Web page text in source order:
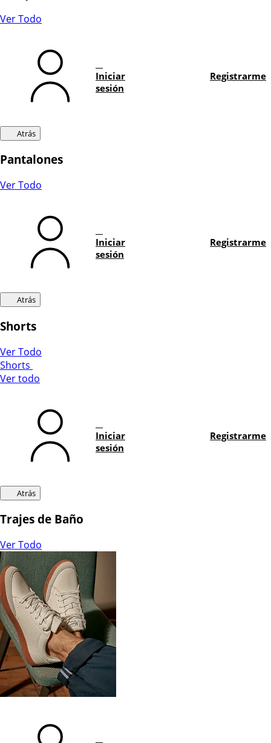
Ver Todo
Iniciar
sesión
Registrarme
Atrás
Pantalones
Ver Todo
Iniciar
sesión
Registrarme
Atrás
Shorts
Ver Todo
Shorts
Ver todo
Iniciar
sesión
Registrarme
Atrás
Trajes de Baño
Ver Todo